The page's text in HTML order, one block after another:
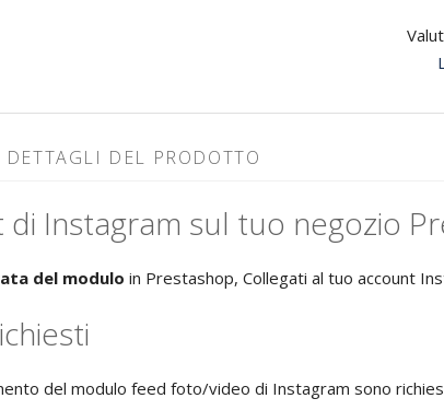
DETTAGLI DEL PRODOTTO
di Instagram sul tuo negozio
del modulo in Prestashop, Collegati al tuo account
del modulo feed foto/video di Instagram sono